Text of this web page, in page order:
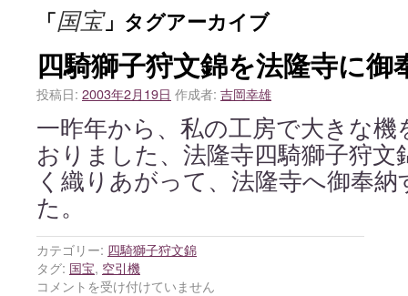
「国宝」タグアーカイブ
四騎獅子狩文錦を法隆寺に御
投稿日: 2003年2月19日 作成者: 吉岡幸雄
一昨年から、私の工房で大きな
おりました、法隆寺四騎獅子狩
く織りあがって、法隆寺へ御奉
た。
カテゴリー: 四騎獅子狩文錦
タグ: 国宝, 空引機
コメントを受け付けていません